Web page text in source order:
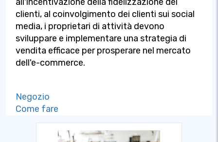
clienti, al coinvolgimento dei clienti sui social
media, i proprietari di attività devono
sviluppare e implementare una strategia di
vendita efficace per prosperare nel mercato
dell'e-commerce.
Negozio
Come fare